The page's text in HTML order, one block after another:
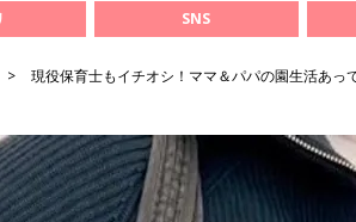
SNS
現役保育士もイチオシ！ママ＆パパの園生活あっ